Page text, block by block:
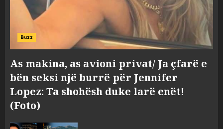
Buzz
As makina, as avioni privat/ Ja çfarë e
bën seksi një burrë për Jennifer
Lopez: Ta shohësh duke larë enët!
(Foto)